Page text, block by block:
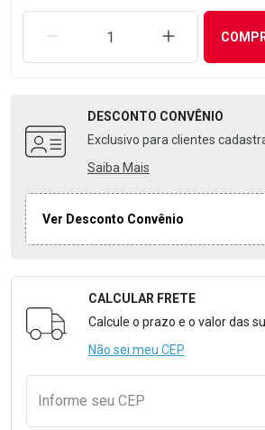
REMOVER UMA UNIDADEAUMENTAR
DESCONTO CONVÊNIO
Exclusivo para clientes
Saiba Mais
Ver Desconto Convênio
Formulário para Calcular o
CALCULAR FRETE
Calcule o prazo e o valor das
Não sei meu CEP
Informe seu CEP